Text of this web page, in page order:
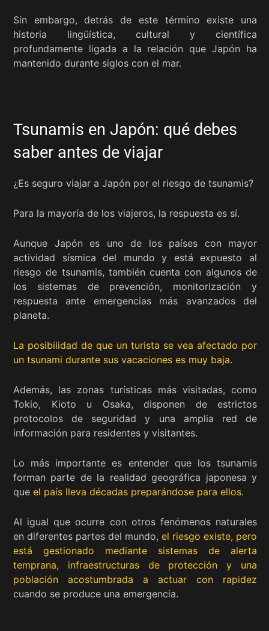
Sin embargo, detrás de este término existe una
historia lingüística, cultural y científica
profundamente ligada a la relación que Japón ha
mantenido durante siglos con el mar.
Tsunamis en Japón: qué debes
saber antes de viajar
¿Es seguro viajar a Japón por el riesgo de tsunamis?
Para la mayoría de los viajeros, la respuesta es sí.
Aunque Japón es uno de los países con mayor
actividad sísmica del mundo y está expuesto al
riesgo de tsunamis, también cuenta con algunos de
los sistemas de prevención, monitorización y
respuesta ante emergencias más avanzados del
planeta.
La posibilidad de que un turista se vea afectado por
un tsunami durante sus vacaciones es muy baja.
Además, las zonas turísticas más visitadas, como
Tokio, Kioto u Osaka, disponen de estrictos
protocolos de seguridad y una amplia red de
información para residentes y visitantes.
Lo más importante es entender que los tsunamis
forman parte de la realidad geográfica japonesa y
que el país lleva décadas preparándose para ellos.
Al igual que ocurre con otros fenómenos naturales
en diferentes partes del mundo, el riesgo existe, pero
está gestionado mediante sistemas de alerta
temprana, infraestructuras de protección y una
población acostumbrada a actuar con rapidez
cuando se produce una emergencia.